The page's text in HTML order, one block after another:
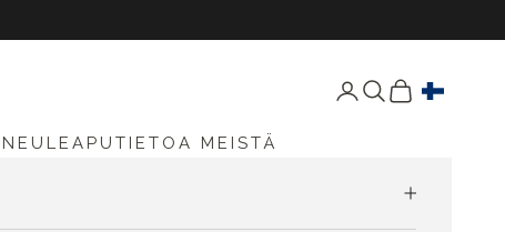
Avaa tili -sivu
Avaa haku
Avaa ostoskori
NEULEAPU TIETOA MEISTÄ